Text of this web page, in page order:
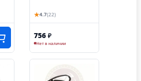
★4.7(22)
756 ₽
Нет в наличии